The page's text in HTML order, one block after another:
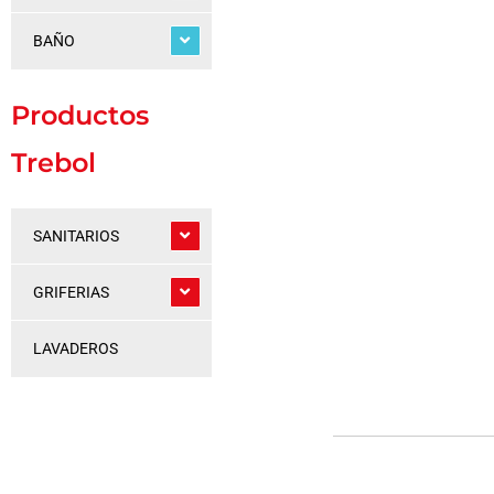
BAÑO
Productos
Trebol
SANITARIOS
GRIFERIAS
LAVADEROS